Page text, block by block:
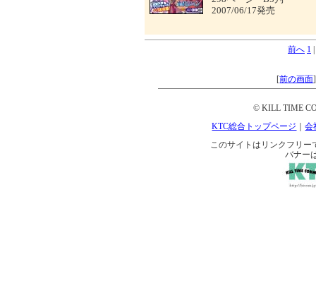
2007/06/17発売
前へ 1
[前の画面
© KILL TIME
KTC総合トップページ
｜会
このサイトはリンクフリー
バナー